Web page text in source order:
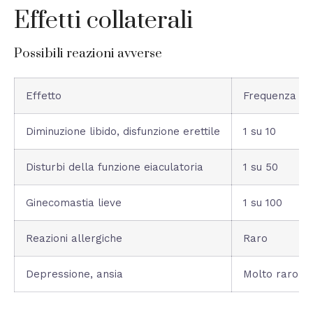
Effetti collaterali
Possibili reazioni avverse
Effetto Frequenza
Diminuzione libido, disfunzione erettile 1 su 10
Disturbi della funzione eiaculatoria 1 su 50
Ginecomastia lieve 1 su 100
Reazioni allergiche Raro
Depressione, ansia Molto raro